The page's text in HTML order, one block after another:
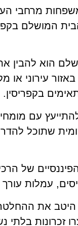
מרחבי
המושלם
הוא להבין
עירוני
בקפריסין.
עם
שתוכל
של
עמלות עורך
היטב את
זכרונות בלתי